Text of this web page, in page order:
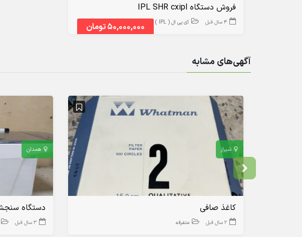
50,000,000 تومان
فروش دستگاه IPL SHR cxipl
4 سال قبل آی پی ال ( IPL )
آگهی‌های مشابه
شیراز
کاغذ صافی
2 سال قبل متفرقه
همدان
دستگاه
3 سال قبل